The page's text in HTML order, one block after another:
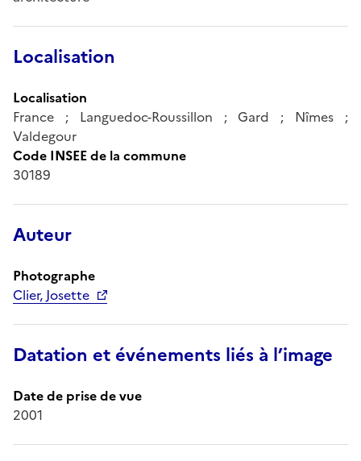
Localisation
Localisation
France ; Languedoc-Roussillon ; Gard ; Nîmes ;
Valdegour
Code INSEE de la commune
30189
Auteur
Photographe
Clier, Josette
Datation et événements liés à l’image
Date de prise de vue
2001